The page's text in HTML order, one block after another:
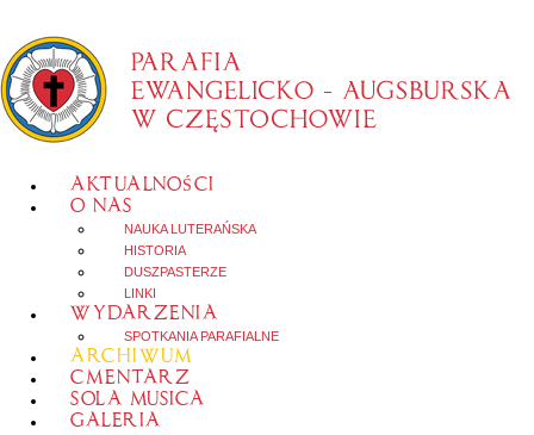
AKTUALNOŚCI
O NAS
NAUKA LUTERAŃSKA
HISTORIA
DUSZPASTERZE
LINKI
WYDARZENIA
SPOTKANIA PARAFIALNE
ARCHIWUM
CMENTARZ
SOLA MUSICA
GALERIA